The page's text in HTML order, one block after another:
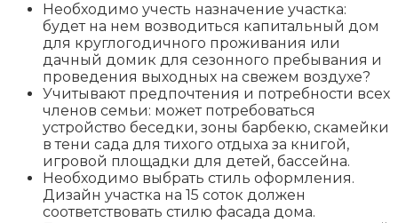
Необходимо учесть назначение участка:
будет на нем возводиться капитальный дом
для круглогодичного проживания или
дачный домик для сезонного пребывания и
проведения выходных на свежем воздухе?
Учитывают предпочтения и потребности всех
членов семьи: может потребоваться
устройство беседки, зоны барбекю, скамейки
в тени сада для тихого отдыха за книгой,
игровой площадки для детей, бассейна.
Необходимо выбрать стиль оформления.
Дизайн участка на 15 соток должен
соответствовать стилю фасада дома.